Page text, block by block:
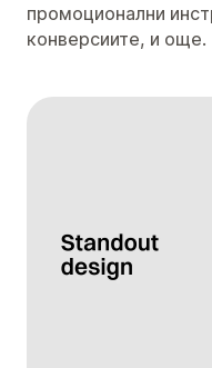
промоционални
конверсиите, и още.